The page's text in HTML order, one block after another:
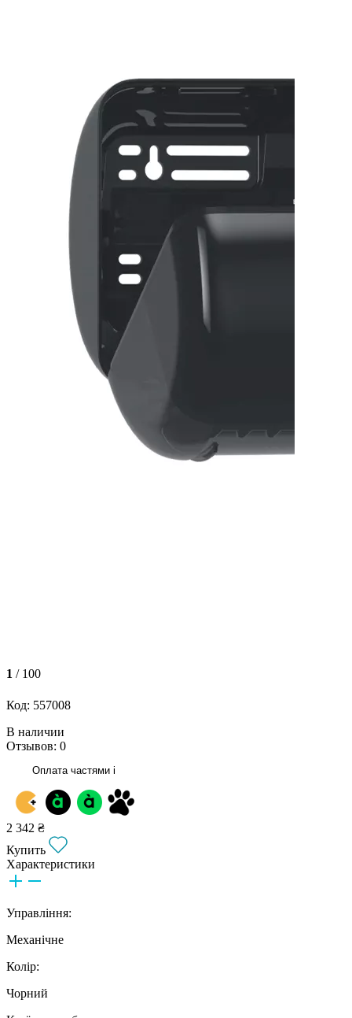
1 / 100
Код: 557008
В наличии
Отзывов: 0
Оплата частями i
2 342 ₴
Купить
Характеристики
Управління:
Механічне
Колір:
Чорний